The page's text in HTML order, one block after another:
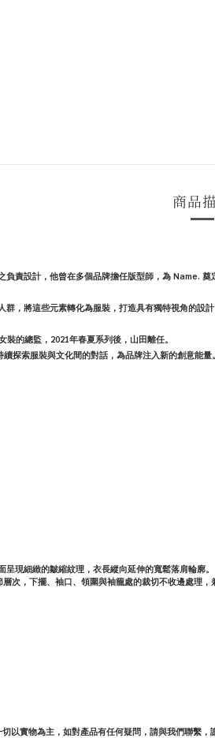
商品
責設計，他曾在多個品牌擔任版型師，為 Name. 奠
，將這些元素轉化為服裝，打造具有獨特視角的設
的總監，2021年春夏系列後，山田離任。
探索服裝與文化間的對話，為品牌注入新的創意能量。
呈現細緻的皺縮紋理， 衣長縱向延伸的寬鬆落肩輪廓。
次，下擺、袖口、領圍與袖籠處的裁切不收邊處理
以實物為主，如對產品有任何疑問，請與我們聯繫，